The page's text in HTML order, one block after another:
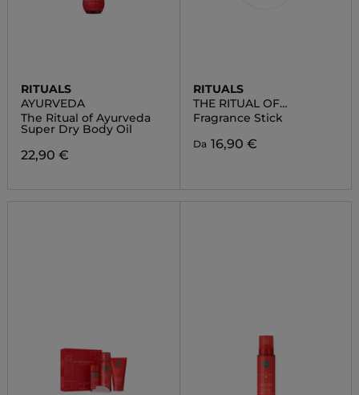
RITUALS
AYURVEDA
The Ritual of Ayurveda
Super Dry Body Oil
22,90 €
RITUALS
THE RITUAL OF
AYURVEDA
Fragrance Stick
Da 16,90 €